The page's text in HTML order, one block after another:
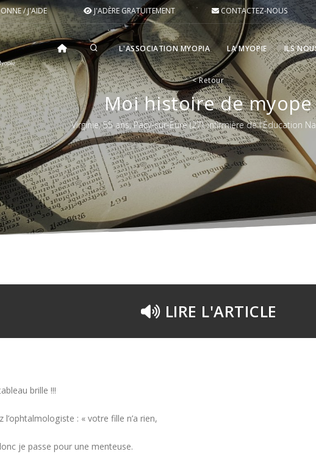
/ J'AIDE J'ADÈRE GRATUITEMENT CONTACTEZ-NOUS
L'ASSOCIATION MYOPIA LA MYOPIE ILS
<Retour
Moi histoire de myope
Virginie, 55 ans, Pacy-sur-Eure (27), infirmière de l'Éducation
LIRE L'ARTICLE
brille !!!
: « votre fille n’a rien,
je passe pour une menteuse.